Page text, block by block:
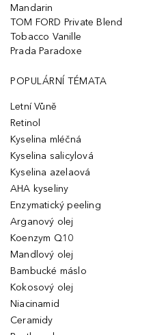
Mandarin
TOM FORD Private Blend
Tobacco Vanille
Prada Paradoxe
POPULÁRNÍ TÉMATA
Letní Vůně
Retinol
Kyselina mléčná
Kyselina salicylová
Kyselina azelaová
AHA kyseliny
Enzymatický peeling
Arganový olej
Koenzym Q10
Mandlový olej
Bambucké máslo
Kokosový olej
Niacinamid
Ceramidy